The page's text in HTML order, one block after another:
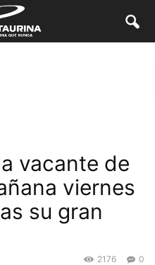
vacante de
viernes
su gran
0
2176